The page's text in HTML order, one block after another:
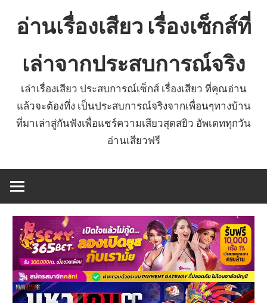
อ่านเรื่องเสียว เรื่องเซ็กส์ที่
เล่าจากประสบการณ์จริง
เล่าเรื่องเสียว ประสบการณ์เซ็กส์ เรื่องเสียว ที่คุณอ่าน
แล้วจะต้องทึ่ง เป็นประสบการณ์จริงจากเพื่อนๆทางบ้าน
ที่มาเล่าสู่กันฟังเพื่อแชร์ความเสียวสุดสยิว อัพเดททุกวัน
อ่านเสียวฟรี